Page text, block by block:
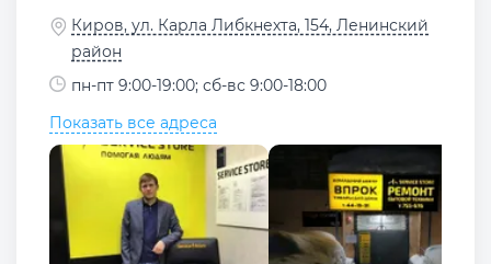
Киров, ул. Карла Либкнехта, 154, Ленинский
район
пн-пт 9:00-19:00; сб-вс 9:00-18:00
Показать все адреса